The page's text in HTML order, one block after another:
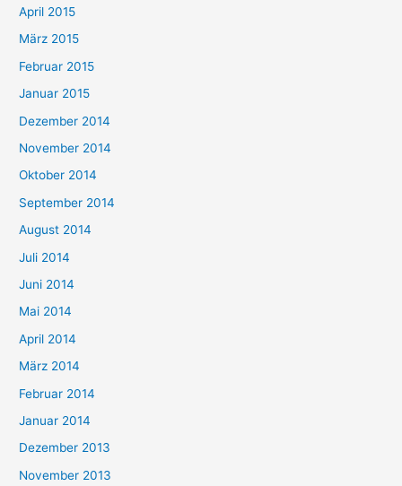
April 2015
März 2015
Februar 2015
Januar 2015
Dezember 2014
November 2014
Oktober 2014
September 2014
August 2014
Juli 2014
Juni 2014
Mai 2014
April 2014
März 2014
Februar 2014
Januar 2014
Dezember 2013
November 2013